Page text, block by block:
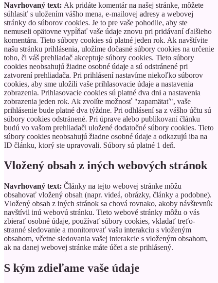
Navrhovaný text: Ak pridáte komentár na našej stránke, môžete
súhlasiť s uložením vášho mena, e-mailovej adresy a webovej
stránky do súborov cookies. Je to pre vaše pohodlie, aby ste
nemuseli opätovne vypĺňať vaše údaje znovu pri pridávaní ďalšieho
komentára. Tieto súbory cookies sú platné jeden rok. Ak navštívite
našu stránku prihlásenia, uložíme dočasné súbory cookies na určenie
toho, či váš prehliadač akceptuje súbory cookies. Tieto súbory
cookies neobsahujú žiadne osobné údaje a sú odstránené pri
zatvorení prehliadača. Pri prihlásení nastavíme niekoľko súborov
cookies, aby sme uložili vaše prihlasovacie údaje a nastavenia
zobrazenia. Prihlasovacie cookies sú platné dva dni a nastavenia
zobrazenia jeden rok. Ak zvolíte možnosť "zapamätať", vaše
prihlásenie bude platné dva týždne. Pri odhlásení sa z vášho účtu sú
súbory cookies odstránené. Pri úprave alebo publikovaní článku
budú vo vašom prehliadači uložené dodatočné súbory cookies. Tieto
súbory cookies neobsahujú žiadne osobné údaje a odkazujú iba na
ID článku, ktorý ste upravovali. Súbory sú platné 1 deň.
Vložený obsah z iných webových stránok
Navrhovaný text: Články na tejto webovej stránke môžu
obsahovať vložený obsah (napr. videá, obrázky, články a podobne).
Vložený obsah z iných stránok sa chová rovnako, akoby návštevník
navštívil inú webovú stránku. Tieto webové stránky môžu o vás
zbierať osobné údaje, používať súbory cookies, vkladať treťo-
stranné sledovanie a monitorovať vašu interakciu s vloženým
obsahom, včetne sledovania vašej interakcie s vloženým obsahom,
ak na danej webovej stránke máte účet a ste prihlásený.
S kým zdieľame vaše údaje